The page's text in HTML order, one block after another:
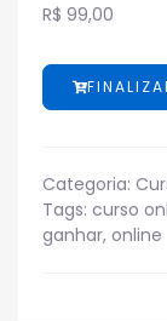
R$ 99,00
Categoria:
Tags: curso
ganhar, online